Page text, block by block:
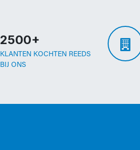
2500+
KLANTEN KOCHTEN REEDS
BIJ ONS